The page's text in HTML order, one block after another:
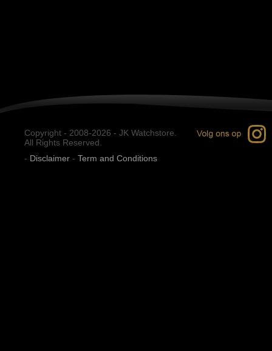
Copyright - 2008-2026 - JK Watchstore.
All Rights Reserved.
- Disclaimer - Term and Conditions